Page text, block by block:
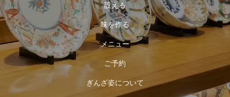
設える
味を作る
メニュー
ご予約
ぎんざ姿について